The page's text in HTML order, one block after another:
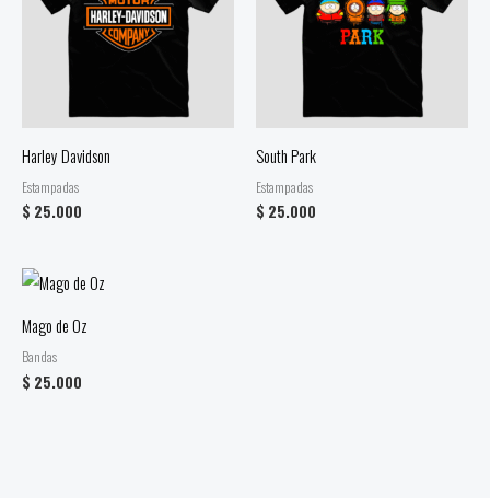
Harley Davidson
Estampadas
$ 25.000
South Park
Estampadas
$ 25.000
Mago de Oz
Bandas
$ 25.000